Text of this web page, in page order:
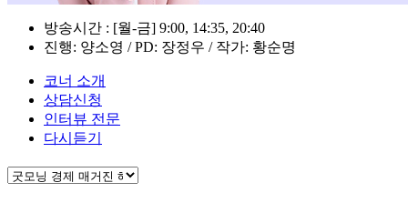
방송시간 : [월-금] 9:00, 14:35, 20:40
진행: 양소영 / PD: 장정우 / 작가: 황순명
코너 소개
상담신청
인터뷰 전문
다시듣기